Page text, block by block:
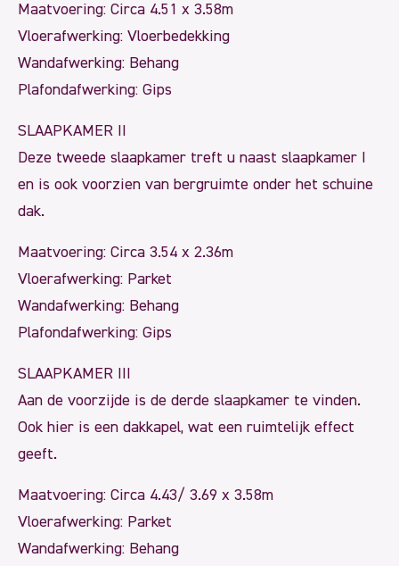
Maatvoering: Circa 4.51 x 3.58m
Vloerafwerking: Vloerbedekking
Wandafwerking: Behang
Plafondafwerking: Gips
SLAAPKAMER II
Deze tweede slaapkamer treft u naast slaapkamer I
en is ook voorzien van bergruimte onder het schuine
dak.
Maatvoering: Circa 3.54 x 2.36m
Vloerafwerking: Parket
Wandafwerking: Behang
Plafondafwerking: Gips
SLAAPKAMER III
Aan de voorzijde is de derde slaapkamer te vinden.
Ook hier is een dakkapel, wat een ruimtelijk effect
geeft.
Maatvoering: Circa 4.43/ 3.69 x 3.58m
Vloerafwerking: Parket
Wandafwerking: Behang